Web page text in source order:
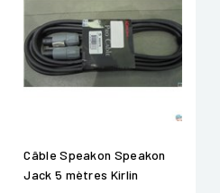
Câble Speakon Speakon
Jack 5 mètres Kirlin